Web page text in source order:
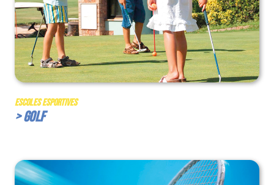
Escoles Esportives
> Golf